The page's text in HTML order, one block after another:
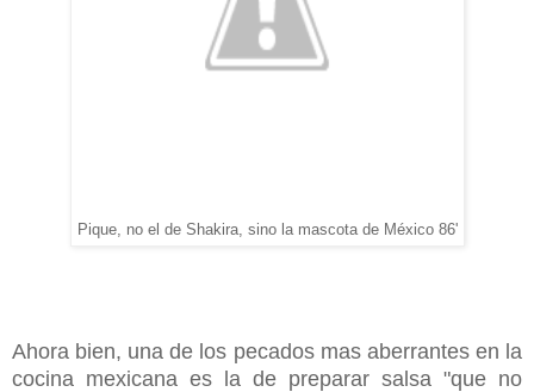
Pique, no el de Shakira, sino la mascota de México 86'
Ahora bien, una de los pecados mas aberrantes en la
cocina mexicana es la de preparar salsa "que no